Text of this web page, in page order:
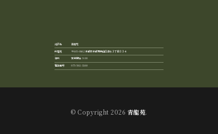
青龍苑
〒605-0862 京都府京都市東山区清水３丁目３３４
営業開始: 9:00
075-561-3160
© Copyright 2026 青龍苑.